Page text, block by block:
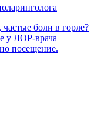
боли в горле?
у ЛОР-врача —
посещение.